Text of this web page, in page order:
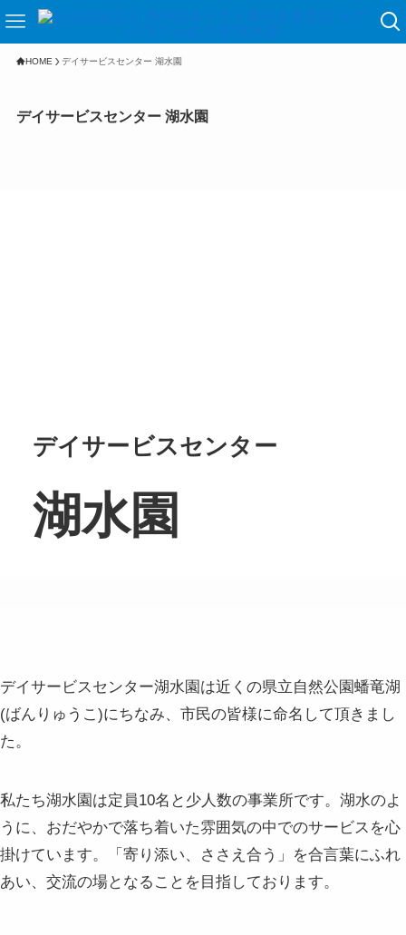
HOME デイサービスセンター 湖水園
デイサービスセンター 湖水園
デイサービスセンター
湖水園
デイサービスセンター湖水園は近くの県立自然公園蟠竜湖
(ばんりゅうこ)にちなみ、市民の皆様に命名して頂きまし
た。
私たち湖水園は定員10名と少人数の事業所です。 湖水のよ
うに、おだやかで落ち着いた雰囲気の中でのサービスを心
掛けています。
「寄り添い、ささえ合う」を合言葉にふれ
あい、交流の場となることを目指しております。